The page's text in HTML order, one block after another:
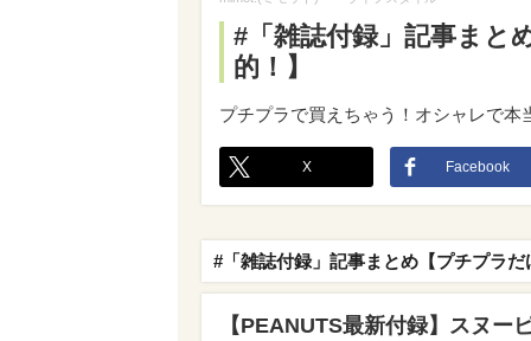
#「雑誌付録」記事まと
的！】
プチプラで買えちゃう！オシャレで
X Facebook
#「雑誌付録」記事まとめ【プチプラ
【PEANUTS最新付録】スヌ